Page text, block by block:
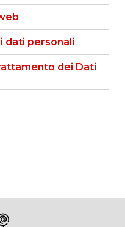
dati personali
dei Dati